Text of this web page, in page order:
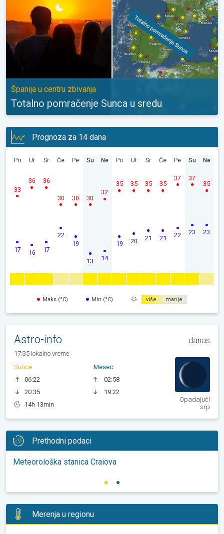
Španija u centru zbivanja
Totalno pomračenje Sunca u sredu
Prognoza za 14 dana
Po
17
33
Ut
16
36
Sr
17
36
Če
22
30
Pe
19
30
Su
13
30
Ne
14
32
Po
19
35
Ut
20
35
Sr
21
35
Če
21
35
Pe
22
37
Su
23
37
Ne
23
35
Maks (°C) Min (°C) više manje
Astro-info danas
17:35 lokalno vreme
Sunce
06:22
20:35
14h 13min
Mesec
02:58
19:22
Opadajući
srp
Prethodni podaci
Meteorološka stanica Craiova
Merenja u regionu